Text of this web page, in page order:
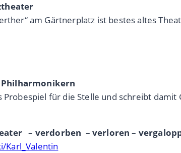
am Gärtnerplatz ist bestes altes
für die Stelle und schreibt damit
– verdorben – verloren –